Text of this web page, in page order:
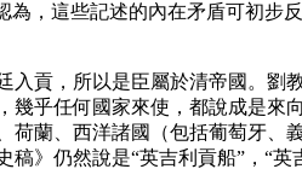
為，這些記述的內在矛盾可初步
入貢，所以是臣屬於清帝國。劉
幾乎任何國家來使，都說成是來
荷蘭、西洋諸國（包括葡萄牙、
》仍然說是“英吉利貢船”，“英